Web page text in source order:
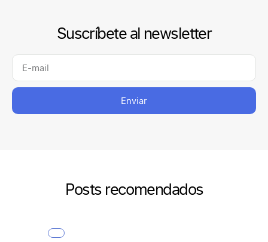
Suscríbete al newsletter
Enviar
Posts recomendados